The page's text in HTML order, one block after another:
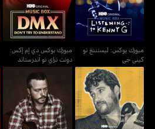
ميوزك بوكس: ليستننغ تو
كيني جي
ميوزك بوكس دي إم إكس:
دونت تراي تو أندرستاند
آن إنتميت إيفنينغ ويذ آدم
بالي
ميوزك بوكس: جايسون
إيزيبل